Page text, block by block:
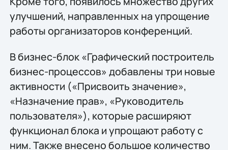
улучшений, направленных на упрощение
работы организаторов конференций.
В бизнес-блок «Графический построитель
бизнес-процессов» добавлены три новые
активности («Присвоить значение»,
«Назначение прав», «Руководитель
пользователя»), которые расширяют
функционал блока и упрощают работу с
ним. Также внесено большое количество